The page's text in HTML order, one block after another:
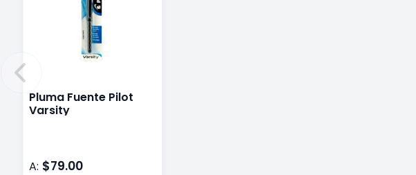
Pluma Fuente Pilot
Varsity
A: $79.00